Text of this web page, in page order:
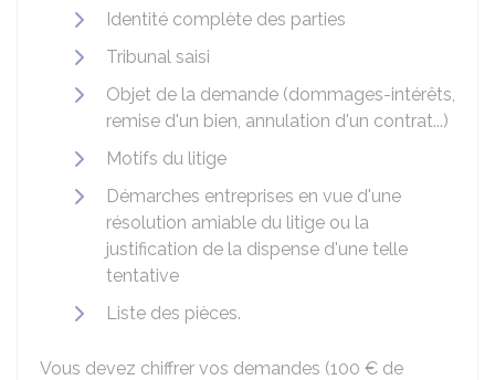
Identité complète des parties
Tribunal saisi
Objet de la demande (dommages-intérêts,
remise d'un bien, annulation d'un contrat...)
Motifs du litige
Démarches entreprises en vue d'une
résolution amiable du litige ou la
justification de la dispense d'une telle
tentative
Liste des pièces.
Vous devez chiffrer vos demandes (100 € de